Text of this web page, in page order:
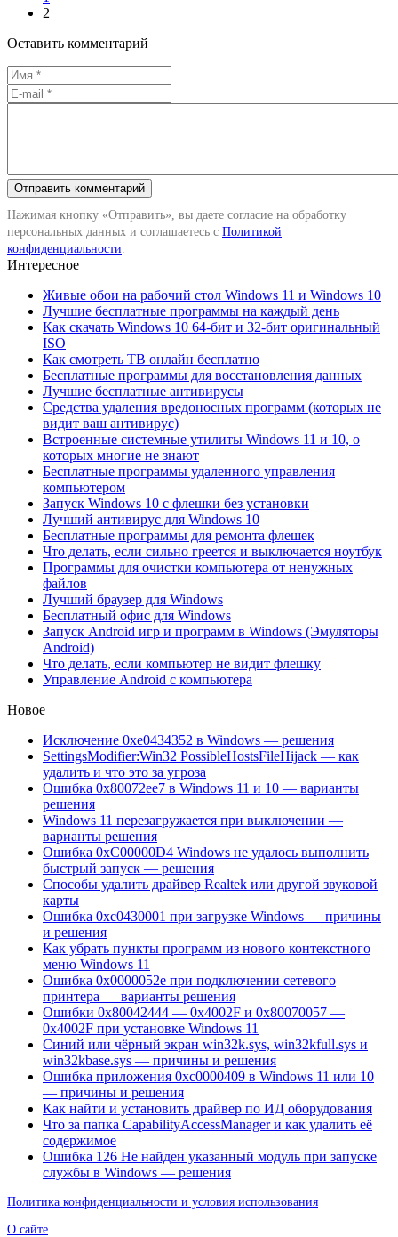
2
Оставить комментарий
Нажимая кнопку «Отправить», вы даете согласие на обработку
персональных данных и соглашаетесь с Политикой
конфиденциальности
Интересное
Живые обои на рабочий стол Windows 11 и Windows 10
Лучшие бесплатные программы на каждый день
Как скачать Windows 10 64-бит и 32-бит оригинальный
ISO
Как смотреть ТВ онлайн бесплатно
Бесплатные программы для восстановления данных
Лучшие бесплатные антивирусы
Средства удаления вредоносных программ (которых не
видит ваш антивирус)
Встроенные системные утилиты Windows 11 и 10, о
которых многие не знают
Бесплатные программы удаленного управления
компьютером
Запуск Windows 10 с флешки без установки
Лучший антивирус для Windows 10
Бесплатные программы для ремонта флешек
Что делать, если сильно греется и выключается ноутбук
Программы для очистки компьютера от ненужных
файлов
Лучший браузер для Windows
Бесплатный офис для Windows
Запуск Android игр и программ в Windows (Эмуляторы
Android)
Что делать, если компьютер не видит флешку
Управление Android с компьютера
Новое
Исключение 0xe0434352 в Windows — решения
SettingsModifier:Win32 PossibleHostsFileHijack — как
удалить и что это за угроза
Ошибка 0x80072ee7 в Windows 11 и 10 — варианты
решения
Windows 11 перезагружается при выключении —
варианты решения
Ошибка 0xC00000D4 Windows не удалось выполнить
быстрый запуск — решения
Способы удалить драйвер Realtek или другой звуковой
карты
Ошибка 0xc0430001 при загрузке Windows — причины
и решения
Как убрать пункты программ из нового контекстного
меню Windows 11
Ошибка 0x0000052e при подключении сетевого
принтера — варианты решения
Ошибки 0x80042444 — 0x4002F и 0x80070057 —
0x4002F при установке Windows 11
Синий или чёрный экран win32k.sys, win32kfull.sys и
win32kbase.sys — причины и решения
Ошибка приложения 0xc0000409 в Windows 11 или 10
— причины и решения
Как найти и установить драйвер по ИД оборудования
Что за папка CapabilityAccessManager и как удалить её
содержимое
Ошибка 126 Не найден указанный модуль при запуске
службы в Windows — решения
Политика конфиденциальности и условия использования
О сайте